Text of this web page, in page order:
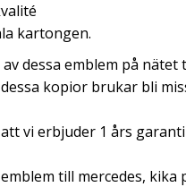
kartongen.
dessa emblem på nätet
kopior brukar bli
vi erbjuder 1 års
till mercedes, kika